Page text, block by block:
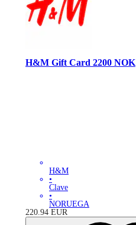
H&M Gift Card 2200 NOK
H&M
•
Clave
•
NORUEGA
220.94 EUR